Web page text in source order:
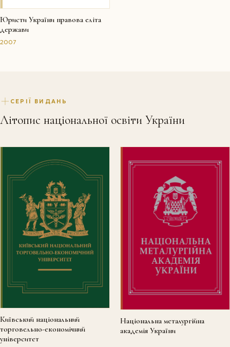
Юристи України правова еліта
держави
2007
СЕРІЇ ВИДАНЬ
Літопис національної освіти України
Київський національний
торговельно-економічний
університет
Національна металургійна
академія України